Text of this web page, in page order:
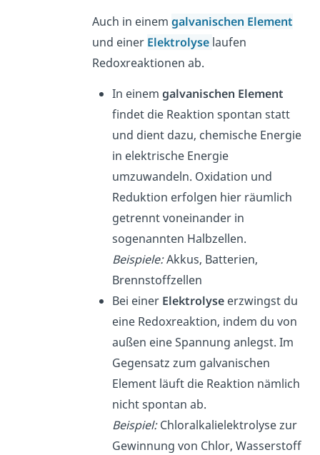
Auch in einemgalvanischen Element
und einer Elektrolyse laufen
Redoxreaktionen ab.
In einemgalvanischen Element
findet die Reaktion spontan statt
und dient dazu, chemische Energie
in elektrische Energie
umzuwandeln. Oxidation und
Reduktion erfolgen hier räumlich
getrennt voneinander in
sogenannten Halbzellen.
Beispiele:Akkus, Batterien,
Brennstoffzellen
Bei einer Elektrolyse erzwingst du
eine Redoxreaktion, indem du von
außen eine Spannung anlegst. Im
Gegensatz zum galvanischen
Element läuft die Reaktion nämlich
nicht spontan ab.
Beispiel:Chloralkalielektrolyse zur
Gewinnung von Chlor, Wasserstoff